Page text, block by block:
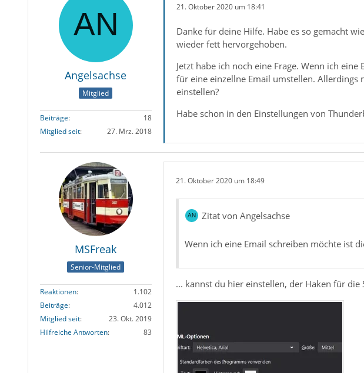
Angelsachse
Mitglied
Beiträge
18
Mitglied seit
27. Mrz. 2018
21. Oktober 2020 um 18:41
Danke für deine Hilfe. Habe es so gemacht
wieder fett hervorgehoben.
Jetzt habe ich noch eine Frage. Wenn ich
für eine einzellne Email umstellen. Allerdings
einstellen?
Habe schon in den Einstellungen von
MSFreak
Senior-Mitglied
Reaktionen
1.102
Beiträge
4.012
Mitglied seit
23. Okt. 2019
Hilfreiche Antworten
83
21. Oktober 2020 um 18:49
Zitat von Angelsachse
Wenn ich eine Email schreiben möchte ist
... kannst du hier einstellen, der Haken für